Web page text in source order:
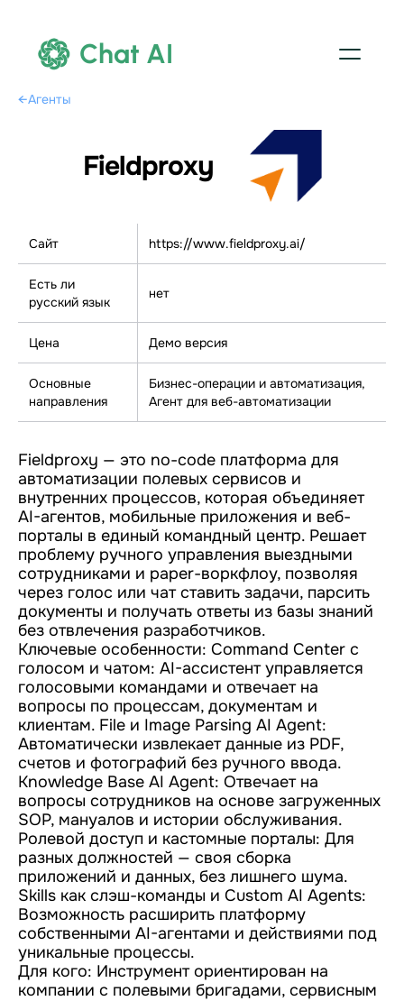
Chat AI
←Агенты
Fieldproxy
Сайт https://www.fieldproxy.ai/
Есть ли
русский язык
нет
Цена Демо версия
Основные
направления
Бизнес-операции и автоматизация,
Агент для веб-автоматизации
Fieldproxy — это no-code платформа для
автоматизации полевых сервисов и
внутренних процессов, которая объединяет
AI-агентов, мобильные приложения и веб-
порталы в единый командный центр. Решает
проблему ручного управления выездными
сотрудниками и paper-воркфлоу, позволяя
через голос или чат ставить задачи, парсить
документы и получать ответы из базы знаний
без отвлечения разработчиков.
Ключевые особенности: Command Center с
голосом и чатом: AI-ассистент управляется
голосовыми командами и отвечает на
вопросы по процессам, документам и
клиентам. File и Image Parsing AI Agent:
Автоматически извлекает данные из PDF,
счетов и фотографий без ручного ввода.
Knowledge Base AI Agent: Отвечает на
вопросы сотрудников на основе загруженных
SOP, мануалов и истории обслуживания.
Ролевой доступ и кастомные порталы: Для
разных должностей — своя сборка
приложений и данных, без лишнего шума.
Skills как слэш-команды и Custom AI Agents:
Возможность расширить платформу
собственными AI-агентами и действиями под
уникальные процессы.
Для кого: Инструмент ориентирован на
компании с полевыми бригадами, сервисным